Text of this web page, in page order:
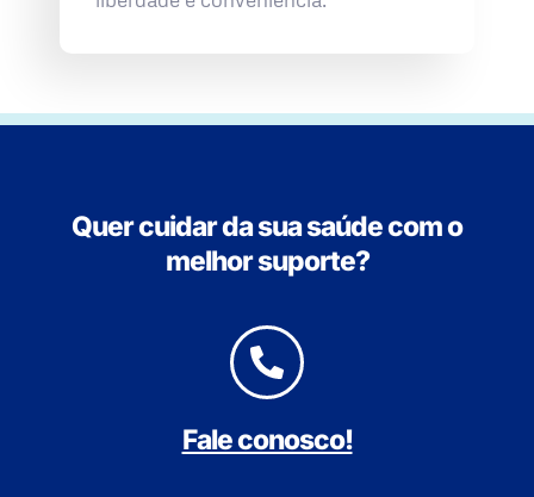
Quer cuidar da sua saúde com o
melhor suporte?
Fale conosco!